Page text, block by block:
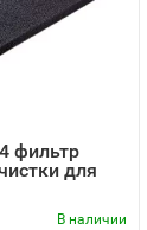
фильтр
для
В наличии